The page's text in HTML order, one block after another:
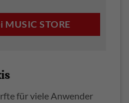
MUSIC STORE
für viele Anwender